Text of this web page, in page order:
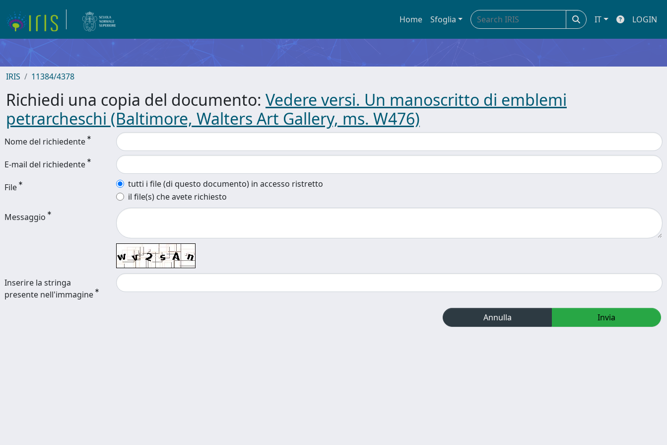
Home Sfoglia IT LOGIN
IRIS 11384/4378
Richiedi una copia del documento: Vedere versi. Un manoscritto di emblemi
petrarcheschi (Baltimore, Walters Art Gallery, ms. W476)
Nome del richiedente
E-mail del richiedente
File
tutti i file (di questo documento) in accesso ristretto
il file(s) che avete richiesto
Messaggio
Inserire la stringa
presente nell'immagine
Annulla Invia